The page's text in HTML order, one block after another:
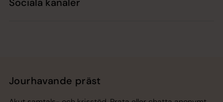
Jourhavande präst